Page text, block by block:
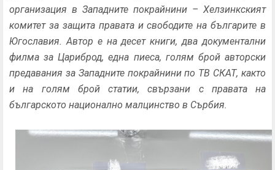
организация в Западните покрайнини – Хелзинкският
комитет за защита правата и свободите на българите в
Югославия. Автор е на десет книги, два документални
филма за Цариброд, една пиеса, голям брой авторски
предавания за Западните покрайнини по ТВ СКАТ, както
и на голям брой статии, свързани с правата на
българското национално малцинство в Сърбия.